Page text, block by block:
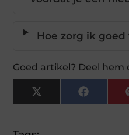
Hoe zorg ik
Goed artikel? Deel hem
X
(Twitter)